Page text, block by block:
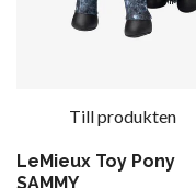
Till produkten
LeMieux Toy Pony
SAMMY